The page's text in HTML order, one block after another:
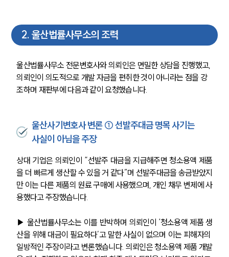
2. 울산법률사무소의 조력
울산법률사무소 전문변호사와 의뢰인은 면밀한 상담을 진행했고,
의뢰인이 의도적으로 개발 자금을 편취한 것이 아니라는 점을 강
조하며 재판부에 다음과 같이 요청했습니다.
울산사기변호사 변론 ① 선발주대금 명목 사기는
사실이 아님을 주장
상대 기업은 의뢰인이 “선발주 대금을 지급해주면 청소용액 제품
을 더 빠르게 생산할 수 있을 거 같다”며 선발주대금을 송금받았지
만 이는 다른 제품의 원료 구매에 사용했으며, 개인 채무 변제에 사
용했다고 주장했습니다.
▶ 울산법률사무소는 이를 반박하며 의뢰인이 ‘청소용액 제품 생
산을 위해 대금이 필요하다’고 말한 사실이 없으며 이는 피해자의
일방적인 주장이라고 변론했습니다. 의뢰인은 청소용액 제품 개발